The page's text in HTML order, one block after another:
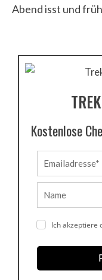
Abend isst und
Kostenlose
Ich akzeptiere